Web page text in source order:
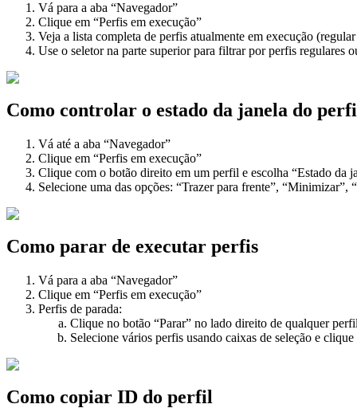
Vá para a aba “Navegador”
Clique em “Perfis em execução”
Veja a lista completa de perfis atualmente em execução
Use o seletor na parte superior para filtrar por perfis regulares
Como controlar o estado da janela do
Vá até a aba “Navegador”
Clique em “Perfis em execução”
Clique com o botão direito em um perfil e escolha “Estado da
Selecione uma das opções: “Trazer para frente”, “Minimizar”,
Como parar de executar perfis
Vá para a aba “Navegador”
Clique em “Perfis em execução”
Perfis de parada:
Clique no botão “Parar” no lado direito de qualquer
Selecione vários perfis usando caixas de seleção e
Como copiar ID do perfil